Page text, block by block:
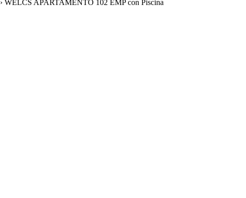
› WELCS APARTAMENTO 102 EMP con Piscina